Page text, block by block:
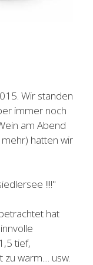
Wir standen
immer noch
am Abend
hatten wir
!!!!"
hat
tief,
warm.... usw.